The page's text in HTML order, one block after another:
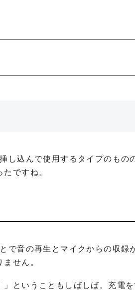
し込んで使用するタイプのもの
ですね。
で音の再生とマイクからの収録
せん。
ということもしばしば。充電